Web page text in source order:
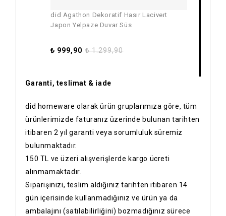
did Agathon Dekoratif Hasır Lacivert
Japon Yelpaze Duvar Süs
₺1.299,90
₺ 999,90
Garanti, teslimat & iade
did homeware olarak ürün gruplarımıza göre, tüm
ürünlerimizde faturanız üzerinde bulunan tarihten
itibaren 2 yıl garanti veya sorumluluk süremiz
bulunmaktadır.
150 TL ve üzeri alışverişlerde kargo ücreti
alınmamaktadır.
Siparişinizi, teslim aldığınız tarihten itibaren 14
gün içerisinde kullanmadığınız ve ürün ya da
ambalajını (satılabilirliğini) bozmadığınız sürece